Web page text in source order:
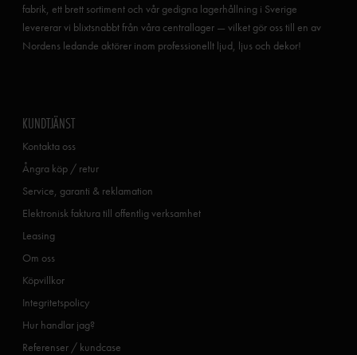
fabrik, ett brett sortiment och vår gedigna lagerhållning i Sverige
levererar vi blixtsnabbt från våra centrallager — vilket gör oss till en av
Nordens ledande aktörer inom professionellt ljud, ljus och dekor!
KUNDTJÄNST
Kontakta oss
Ångra köp / retur
Service, garanti & reklamation
Elektronisk faktura till offentlig verksamhet
Leasing
Om oss
Köpvillkor
Integritetspolicy
Hur handlar jag?
Referenser / kundcase